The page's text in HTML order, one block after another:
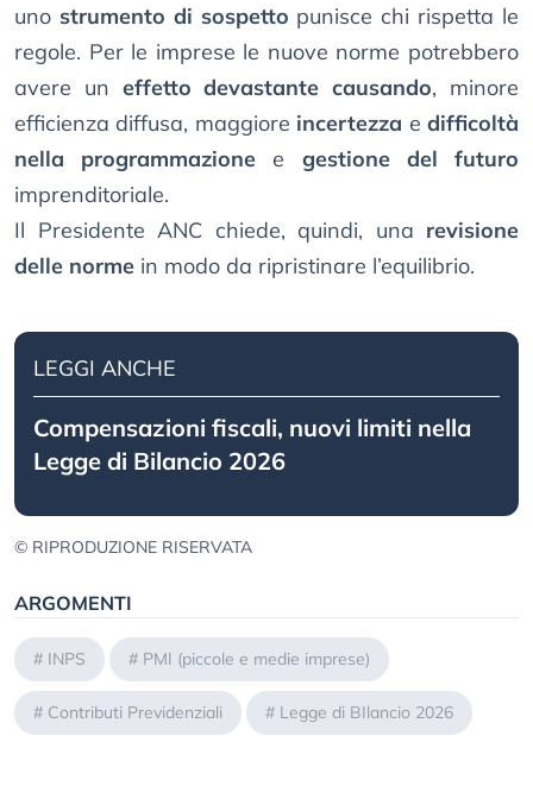
uno strumento di sospetto punisce chi rispetta le
regole. Per le imprese le nuove norme potrebbero
avere un effetto devastante causando, minore
efficienza diffusa, maggiore incertezza edifficoltà
nella programmazione e gestione del futuro
imprenditoriale.
Il Presidente ANC chiede, quindi, una revisione
delle norme in modo da ripristinare l’equilibrio.
LEGGI ANCHE
Compensazioni fiscali, nuovi limiti nella
Legge di Bilancio 2026
© RIPRODUZIONE RISERVATA
ARGOMENTI
# INPS # PMI (piccole e medie imprese)
# Contributi Previdenziali # Legge di BIlancio 2026